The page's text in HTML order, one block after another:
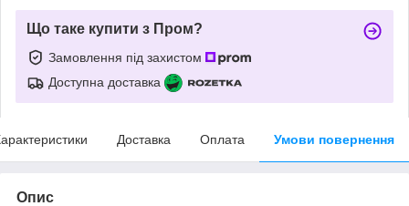
Що таке купити з Пром?
Замовлення під захистом
Доступна доставка
Доставка Оплата Умови повернення
Опис